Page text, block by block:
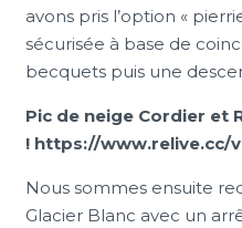
avons pris l’option «
sécurisée à base de
becquets puis une
Pic de neige Cordier et
! https://www.relive.cc/
Nous sommes ensuite
Glacier Blanc avec un